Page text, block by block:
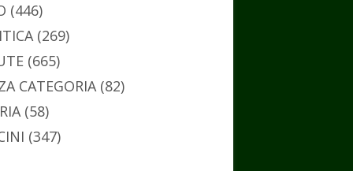
(446)
(269)
(665)
CATEGORIA(82)
(58)
(347)